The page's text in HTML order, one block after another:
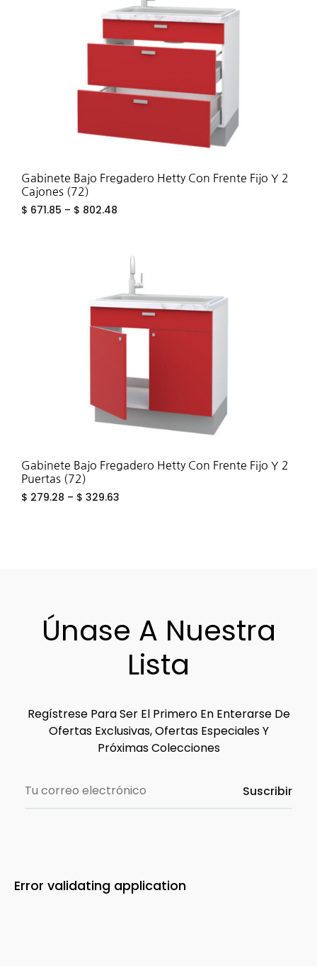
Gabinete Bajo Fregadero Hetty Con Frente Fijo Y 2
Cajones (72)
$ 671.85 – $ 802.48
Gabinete Bajo Fregadero Hetty Con Frente Fijo Y 2
Puertas (72)
$ 279.28 – $ 329.63
Únase A Nuestra
Lista
Regístrese Para Ser El Primero En Enterarse De
Ofertas Exclusivas, Ofertas Especiales Y
Próximas Colecciones
Error validating application